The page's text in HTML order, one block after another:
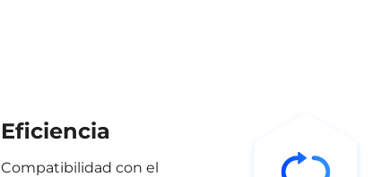
Eficiencia
Compatibilidad con el